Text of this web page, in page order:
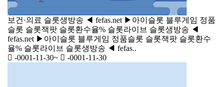
보건·의료 슬롯생방송 ◀ fefas.net ▶아이슬롯 블루게임 정품
슬롯 슬롯잭팟 슬롯환수율% 슬롯라이브 슬롯생방송 ◀
fefas.net ▶아이슬롯 블루게임 정품슬롯 슬롯잭팟 슬롯환수
율% 슬롯라이브 슬롯생방송 ◀ fefas..
-0001-11-30~ -0001-11-30